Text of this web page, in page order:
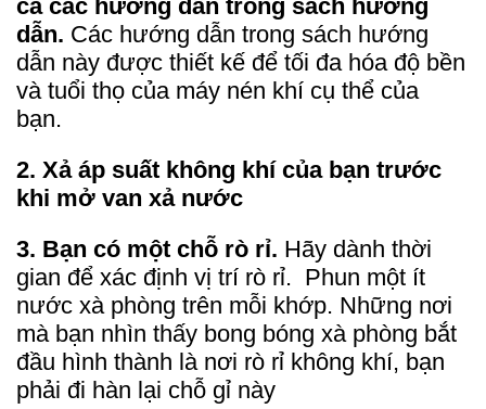
cả các hướng dẫn trong sách hướng
dẫn. Các hướng dẫn trong sách hướng
dẫn này được thiết kế để tối đa hóa độ bền
và tuổi thọ của máy nén khí cụ thể của
bạn.
2. Xả áp suất không khí của bạn trước
khi mở van xả nước
3. Bạn có một chỗ rò rỉ. Hãy dành thời
gian để xác định vị trí rò rỉ. Phun một ít
nước xà phòng trên mỗi khớp. Những nơi
mà bạn nhìn thấy bong bóng xà phòng bắt
đầu hình thành là nơi rò rỉ không khí, bạn
phải đi hàn lại chỗ gỉ này